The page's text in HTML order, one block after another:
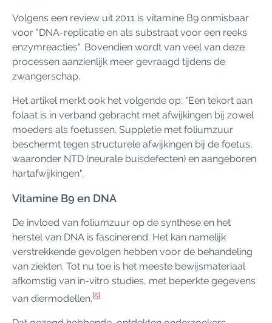
Volgens een review uit 2011 is vitamine B9 onmisbaar
voor "DNA-replicatie en als substraat voor een reeks
enzymreacties". Bovendien wordt van veel van deze
processen aanzienlijk meer gevraagd tijdens de
zwangerschap.
Het artikel merkt ook het volgende op: "Een tekort aan
folaat is in verband gebracht met afwijkingen bij zowel
moeders als foetussen. Suppletie met foliumzuur
beschermt tegen structurele afwijkingen bij de foetus,
waaronder NTD (neurale buisdefecten) en aangeboren
hartafwijkingen".
Vitamine B9 en DNA
De invloed van foliumzuur op de synthese en het
herstel van DNA is fascinerend. Het kan namelijk
verstrekkende gevolgen hebben voor de behandeling
van ziekten. Tot nu toe is het meeste bewijsmateriaal
afkomstig van in-vitro studies, met beperkte gegevens
van diermodellen.[5]